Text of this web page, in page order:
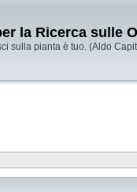
la Ricerca sulle
sulla pianta è tuo. (Aldo